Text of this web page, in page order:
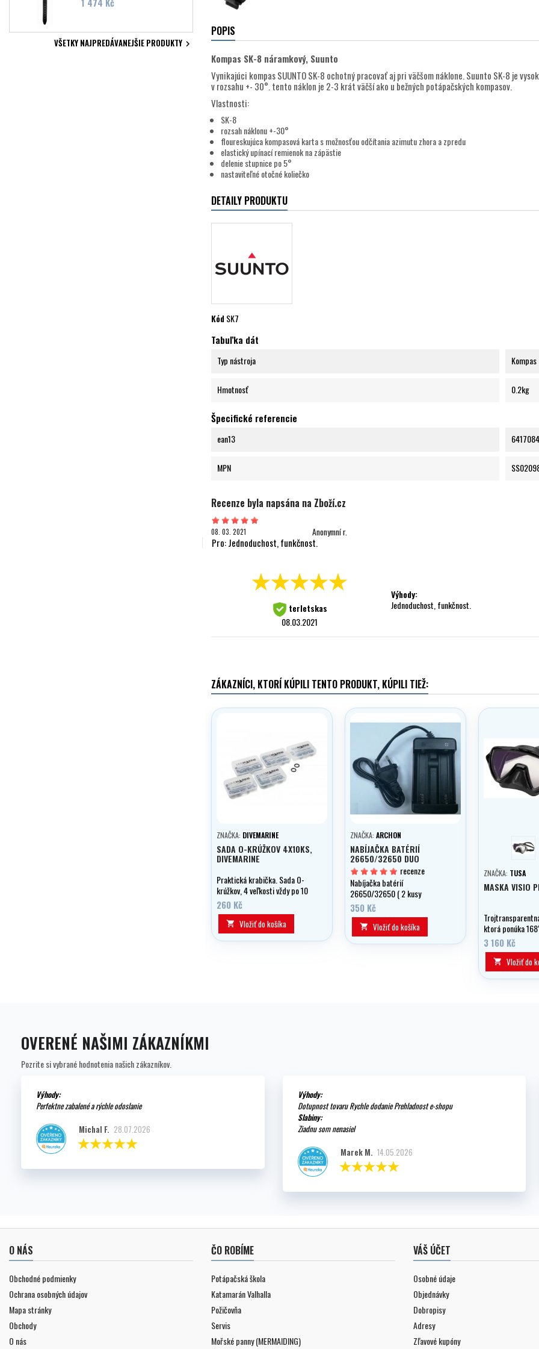
VŠETKY NAJPREDÁVANEJŠIE PRODUKTY 
POPIS
Kompas SK-8 náramkový, Suunto
Vynikajúci kompas SUUNTO SK-8 ochotný pracovať aj pri väčšom náklone. Suunto SK-8 je
v rozsahu +- 30°. tento náklon je 2-3 krát väčší ako u bežných potápačských kompasov.
Vlastnosti:
SK-8
rozsah náklonu +-30°
floureskujúca kompasová karta s možnosťou odčítania azimutu zhora a zpredu
elastický upínací remienok na zápästie
delenie stupnice po 5°
nastaviteľné otočné koliečko
DETAILY PRODUKTU
KódSK7
Tabuľka dát
Typ nástroja Kompas
Hmotnosť 0.2kg
Špecifické referencie
ean13
MPN
Recenze byla napsána na Zboží.cz
08. 03. 2021 Anonymní r.
Pro: Jednoduchost, funkčnost.
terletskas
08.03.2021
Výhody:
Jednoduchost, funkčnost.
ZÁKAZNÍCI, KTORÍ KÚPILI TENTO PRODUKT, KÚPILI TIEŽ:
ZNAČKA: DIVEMARINE
SADA O-KRÚŽKOV 4X10KS,
DIVEMARINE
Praktická krabička. Sada O-
krúžkov, 4 veľkosti vždy po 10
ks.
260 Kč
 Vložiť do košíka
ZNAČKA: ARCHON
NABÍJAČKA BATÉRIÍ
26650/32650 DUO
recenze
Nabíjačka batérií
26650/32650 ( 2 kusy
súčasne), s LED indikáciou
nabíjania.
350 Kč
 Vložiť do košíka
ZNAČKA: TUSA
MASKA VISIO
ktorá ponúka
panoramatický
patentovaným
bočným sklám na
3 160 Kč
 Vložiť do
OVERENÉ NAŠIMI ZÁKAZNÍKMI
Pozrite si vybrané hodnotenia našich zákazníkov.
Výhody:
Perfektne zabalené a rýchle odoslanie
Michal F. 28.07.2026
Výhody:
Dotupnost tovaru Rychle dodanie Prehladnost e-shopu
Slabiny:
Ziadnu som nenasiel
Marek M. 14.05.2026
O NÁS
Obchodné podmienky
Ochrana osobných údajov
Mapa stránky
Obchody
O nás
ČO ROBÍME
Potápačská škola
Katamarán Valhalla
Požičovňa
Servis
Mořské panny (MERMAIDING)
VÁŠ ÚČET
Osobné údaje
Objednávky
Dobropisy
Adresy
Zľavové kupóny